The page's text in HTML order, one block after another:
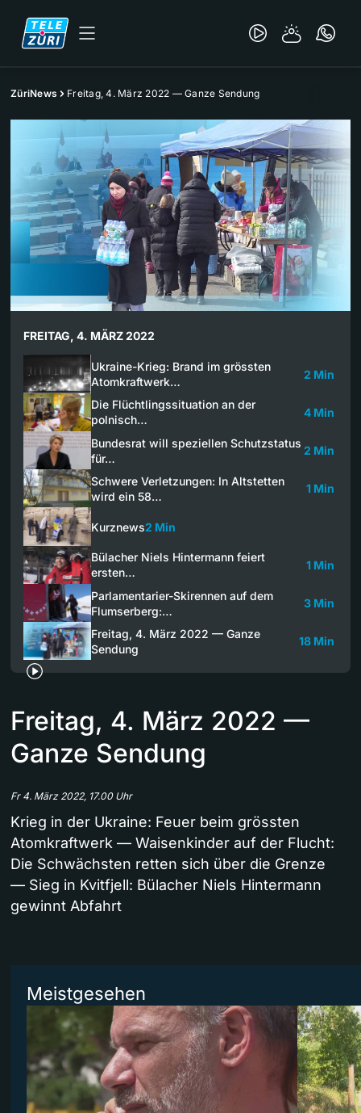
ZüriNews Freitag, 4. März 2022 — Ganze Sendung
FREITAG, 4. MÄRZ 2022
Ukraine-Krieg: Brand im grössten
Atomkraftwerk…
2 Min
Die Flüchtlingssituation an der
polnisch…
4 Min
Bundesrat will speziellen Schutzstatus
für…
2 Min
Schwere Verletzungen: In Altstetten
wird ein 58…
1 Min
Kurznews2 Min
Bülacher Niels Hintermann feiert
ersten…
1 Min
Parlamentarier-Skirennen auf dem
Flumserberg:…
3 Min
Freitag, 4. März 2022 — Ganze
Sendung
18 Min
Freitag, 4. März 2022 —
Ganze Sendung
Fr 4. März 2022, 17.00 Uhr
Krieg in der Ukraine: Feuer beim grössten
Atomkraftwerk — Waisenkinder auf der Flucht:
Die Schwächsten retten sich über die Grenze
— Sieg in Kvitfjell: Bülacher Niels Hintermann
gewinnt Abfahrt
Meistgesehen